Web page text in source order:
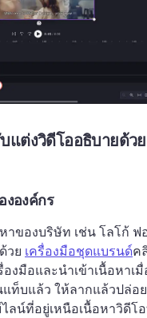
แต่งวิดีโออธิบายด้ว
งองค์กร
าของบริษัท เช่น โลโก้
วย เครื่องมือชุดแบรนด์ค
งมือและนำเข้าเนื้อหาเ
แท็บแล้ว ให้ลากแล้วปล่อ
น์ที่อยู่เหนือเนื้อหาวิดีโ